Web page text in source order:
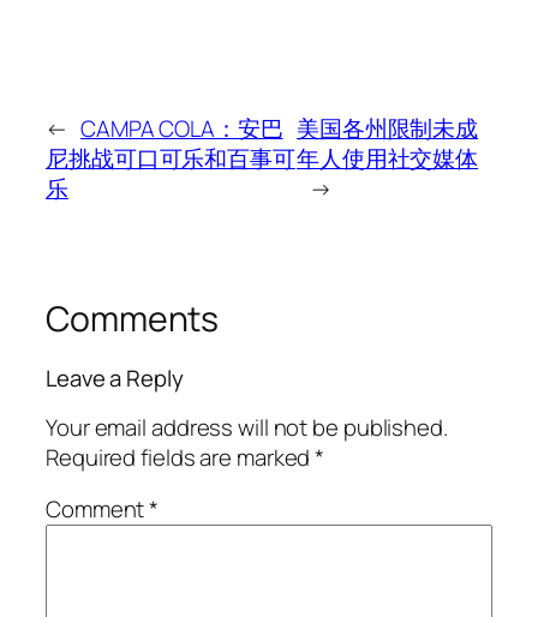
← CAMPA COLA：安巴
尼挑战可口可乐和百事可
乐
美国各州限制未成
年人使用社交媒体
→
Comments
Leave a Reply
Your email address will not be published.
Required fields are marked*
Comment*